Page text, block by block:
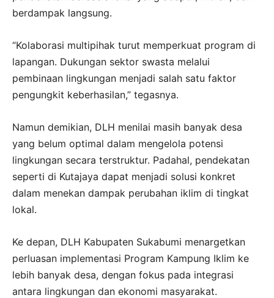
berdampak langsung.
“Kolaborasi multipihak turut memperkuat program di
lapangan. Dukungan sektor swasta melalui
pembinaan lingkungan menjadi salah satu faktor
pengungkit keberhasilan,” tegasnya.
Namun demikian, DLH menilai masih banyak desa
yang belum optimal dalam mengelola potensi
lingkungan secara terstruktur. Padahal, pendekatan
seperti di Kutajaya dapat menjadi solusi konkret
dalam menekan dampak perubahan iklim di tingkat
lokal.
Ke depan, DLH Kabupaten Sukabumi menargetkan
perluasan implementasi Program Kampung Iklim ke
lebih banyak desa, dengan fokus pada integrasi
antara lingkungan dan ekonomi masyarakat.